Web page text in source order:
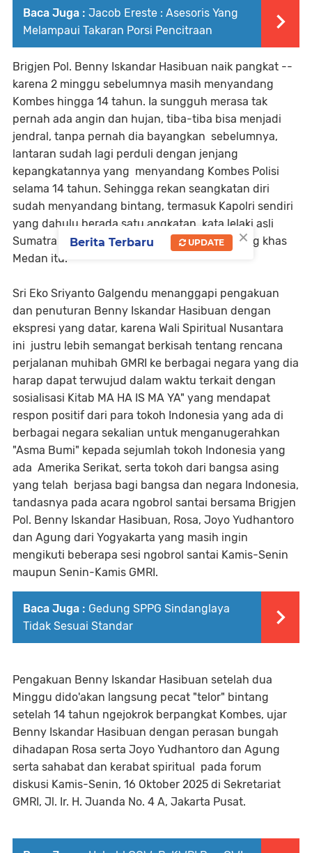
Baca Juga : Jacob Ereste : Asesoris Yang
Melampaui Takaran Porsi Pencitraan
Brigjen Pol. Benny Iskandar Hasibuan naik pangkat --
karena 2 minggu sebelumnya masih menyandang
Kombes hingga 14 tahun. Ia sungguh merasa tak
pernah ada angin dan hujan, tiba-tiba bisa menjadi
jendral, tanpa pernah dia bayangkan sebelumnya,
lantaran sudah lagi perduli dengan jenjang
kepangkatannya yang menyandang Kombes Polisi
selama 14 tahun. Sehingga rekan seangkatan diri
sudah menyandang bintang, termasuk Kapolri sendiri
yang dahulu berada satu angkatan, kata lelaki asli
Sumatra Utara ini dengan gaya bicaranya yang khas
Medan itu.
Sri Eko Sriyanto Galgendu menanggapi pengakuan
dan penuturan Benny Iskandar Hasibuan dengan
ekspresi yang datar, karena Wali Spiritual Nusantara
ini justru lebih semangat berkisah tentang rencana
perjalanan muhibah GMRI ke berbagai negara yang dia
harap dapat terwujud dalam waktu terkait dengan
sosialisasi Kitab MA HA IS MA YA" yang mendapat
respon positif dari para tokoh Indonesia yang ada di
berbagai negara sekalian untuk menganugerahkan
"Asma Bumi" kepada sejumlah tokoh Indonesia yang
ada Amerika Serikat, serta tokoh dari bangsa asing
yang telah berjasa bagi bangsa dan negara Indonesia,
tandasnya pada acara ngobrol santai bersama Brigjen
Pol. Benny Iskandar Hasibuan, Rosa, Joyo Yudhantoro
dan Agung dari Yogyakarta yang masih ingin
mengikuti beberapa sesi ngobrol santai Kamis-Senin
maupun Senin-Kamis GMRI.
Baca Juga : Gedung SPPG Sindanglaya
Tidak Sesuai Standar
Pengakuan Benny Iskandar Hasibuan setelah dua
Minggu dido'akan langsung pecat "telor" bintang
setelah 14 tahun ngejokrok berpangkat Kombes, ujar
Benny Iskandar Hasibuan dengan perasan bungah
dihadapan Rosa serta Joyo Yudhantoro dan Agung
serta sahabat dan kerabat spiritual pada forum
diskusi Kamis-Senin, 16 Oktober 2025 di Sekretariat
GMRI, Jl. Ir. H. Juanda No. 4 A, Jakarta Pusat.
×
Berita Terbaru UPDATE